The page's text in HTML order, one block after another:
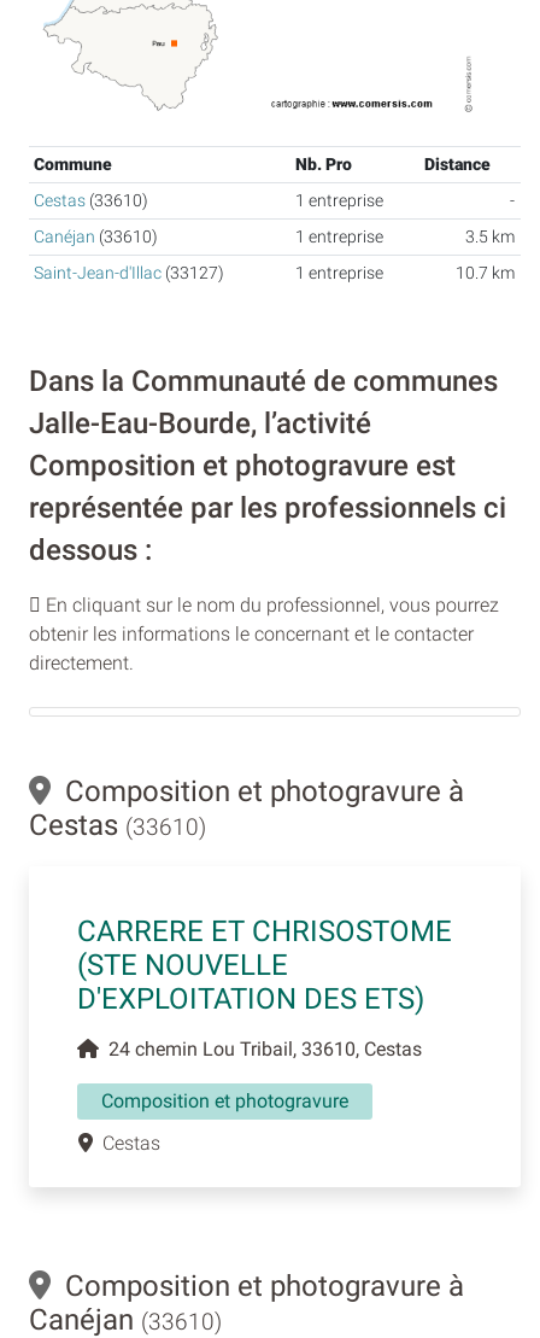
Commune Nb. Pro
Distance
Cestas (33610) 1 entreprise
-
Canéjan (33610) 1 entreprise
3.5 km
Saint-Jean-d'Illac (33127) 1 entreprise 10.7 km
Dans la Communauté de communes
Jalle-Eau-Bourde, l’activité
Composition et photogravure est
représentée par les professionnels ci
dessous :
En cliquant sur le nom du professionnel, vous pourrez
obtenir les informations le concernant et le contacter
directement.
Composition et photogravure à
Cestas (33610)
CARRERE ET CHRISOSTOME
(STE NOUVELLE
D'EXPLOITATION DES ETS)
24 chemin Lou Tribail, 33610, Cestas
Composition et photogravure
Cestas
Composition et photogravure à
Canéjan (33610)